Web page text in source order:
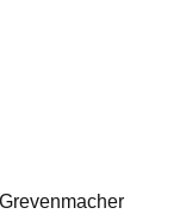
Grevenmacher